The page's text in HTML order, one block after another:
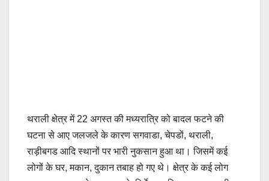
थराली क्षेत्र में 22 अगस्त की मध्यरात्रि को बादल फटने की
घटना से आए जलजले के कारण सगवाडा, चेपडों, थराली,
राड़ीबगड आदि स्थानों पर भारी नुकसान हुआ था। जिसमें कई
लोगों के घर, मकान, दुकान तबाह हो गए थे। क्षेत्र के कई लोग